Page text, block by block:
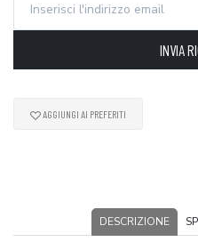
INVIA
AGGIUNGI AI PREFERITI
DESCRIZIONE